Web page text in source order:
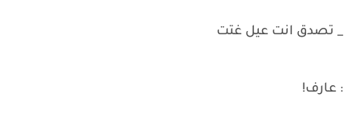
_ تصدق انت عيل غتت
: عارف!